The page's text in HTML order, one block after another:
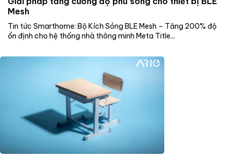
Mesh
Tin tức Smarthome: Bộ Kích Sóng BLE Mesh – Tăng 200% độ
ổn định cho hệ thống nhà thông minh Meta Title...